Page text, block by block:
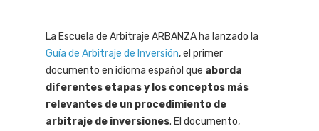
La Escuela de Arbitraje ARBANZA ha lanzado la
Guía de Arbitraje de Inversión, el primer
documento en idioma español que aborda
diferentes etapas y los conceptos más
relevantes de un procedimiento de
arbitraje de inversiones. El documento,